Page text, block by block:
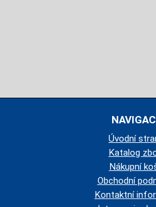
Úvodní
Katalog
Nákupní
Obchodní
Kontaktní